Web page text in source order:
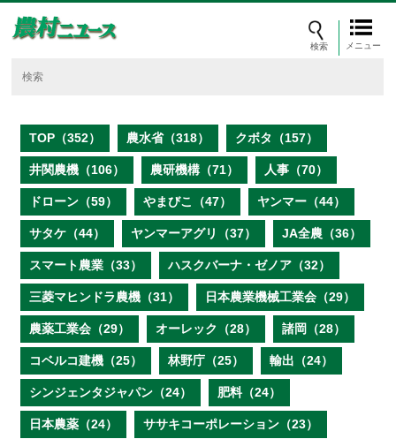
メニュー
TOP（352） 農水省（318） クボタ（157）
井関農機（106） 農研機構（71） 人事（70）
ドローン（59） やまびこ（47） ヤンマー（44）
サタケ（44） ヤンマーアグリ（37） JA全農（36）
スマート農業（33） ハスクバーナ・ゼノア（32）
三菱マヒンドラ農機（31） 日本農業機械工業会（29）
農薬工業会（29） オーレック（28） 諸岡（28）
コベルコ建機（25） 林野庁（25） 輸出（24）
シンジェンタジャパン（24） 肥料（24）
日本農薬（24） ササキコーポレーション（23）